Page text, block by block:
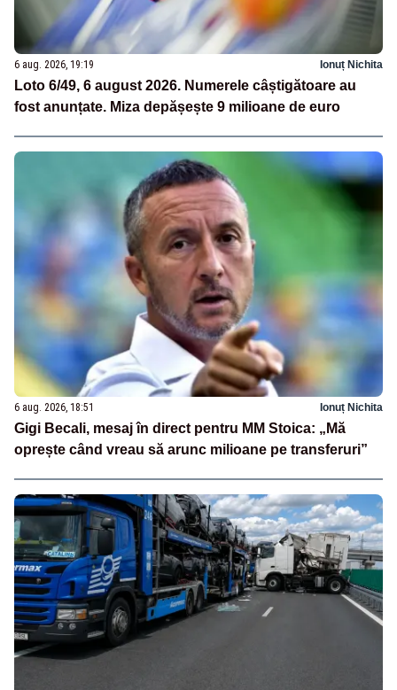
6 aug. 2026, 19:19 Ionuț Nichita
Loto 6/49, 6 august 2026. Numerele câștigătoare au
fost anunțate. Miza depășește 9 milioane de euro
6 aug. 2026, 18:51 Ionuț Nichita
Gigi Becali, mesaj în direct pentru MM Stoica: „Mă
oprește când vreau să arunc milioane pe transferuri”